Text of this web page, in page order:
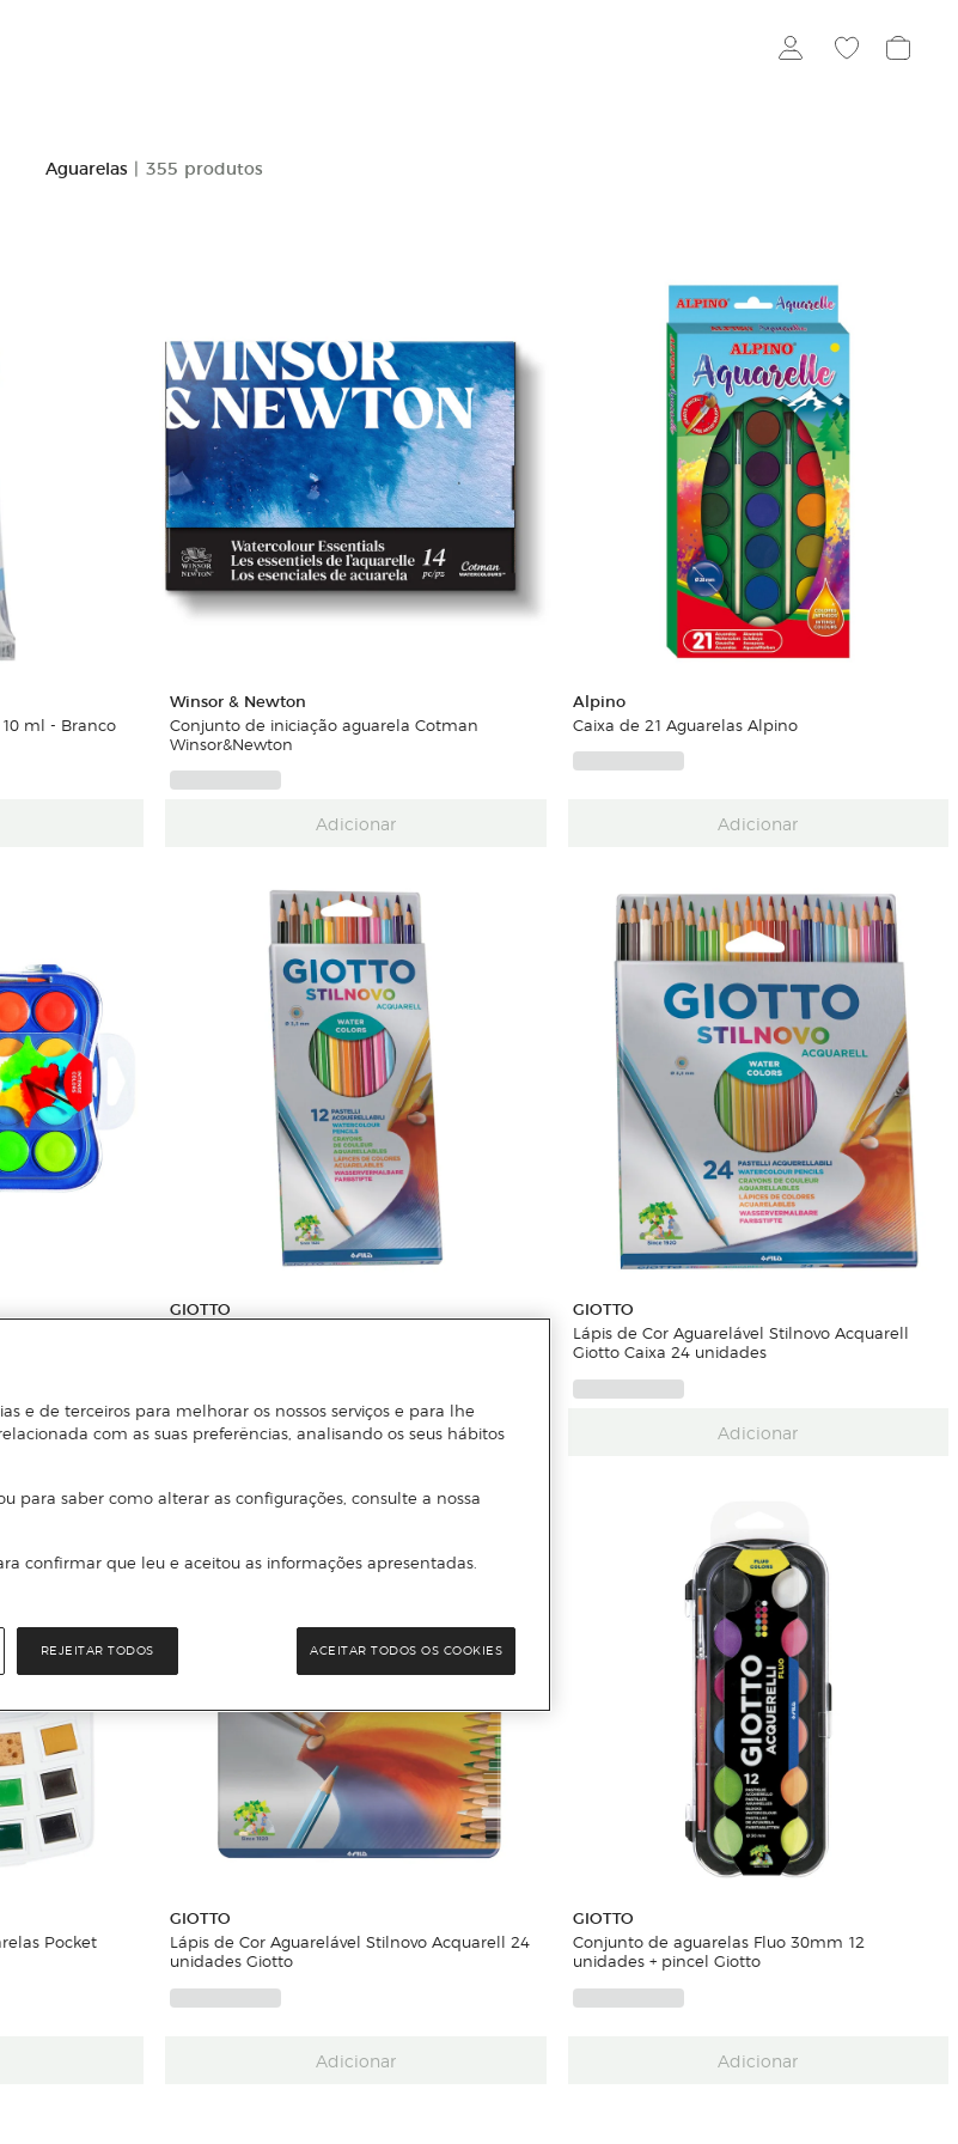
Aguarelas | 355 produtos
ml - Branco
Winsor & Newton
Conjunto de iniciação aguarela Cotman
Winsor&Newton
Adicionar
Alpino
Caixa de 21 Aguarelas Alpino
Adicionar
Giotto
GIOTTO
Adicionar
GIOTTO
Lápis de Cor Aguarelável Stilnovo Acquarell
Giotto Caixa 24 unidades
Adicionar
Pocket
GIOTTO
Lápis de Cor Aguarelável Stilnovo Acquarell 24
unidades Giotto
Adicionar
GIOTTO
Conjunto de aguarelas Fluo 30mm 12
unidades + pincel Giotto
Adicionar
e de terceiros para melhorar os nossos serviços e para lhe
com as suas preferências, analisando os seus hábitos
para saber como alterar as configurações, consulte a nossa
confirmar que leu e aceitou as informações apresentadas.
REJEITAR TODOS ACEITAR TODOS OS COOKIES